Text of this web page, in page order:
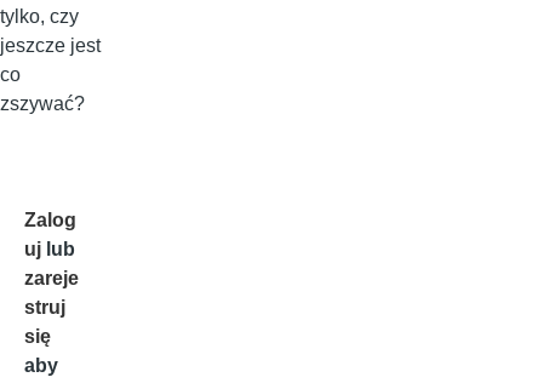
tylko, czy
jeszcze jest
co
zszywać?
Zalog
uj lub
zareje
struj
się
aby